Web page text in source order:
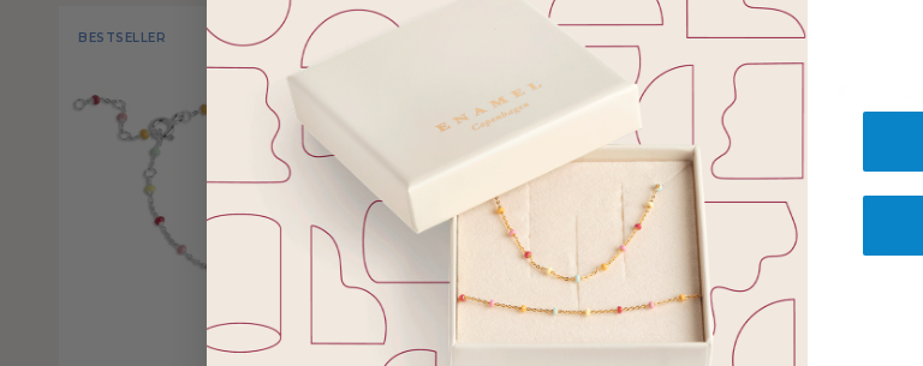
BESTSELLER
+